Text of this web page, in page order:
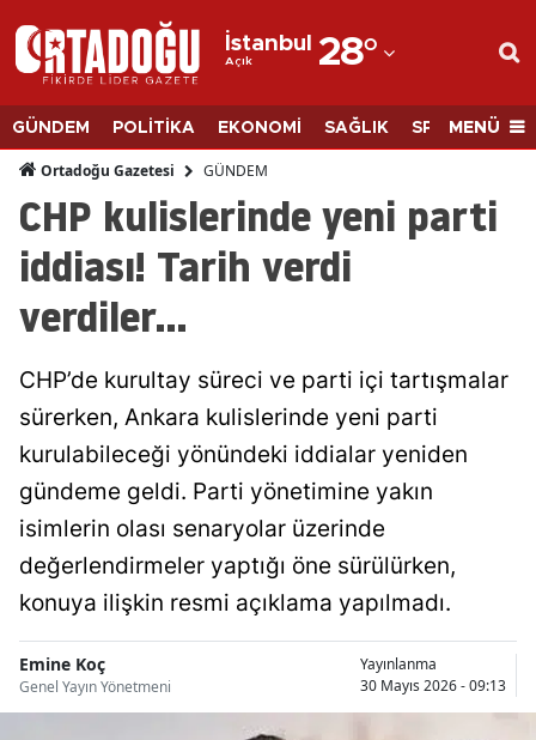
İstanbul
Açık 28°
Adana
Adıyaman
Afyonkarahisar
Ağrı
Amasya
Antalya
Artvin
Aydın
Balıkesir
Bilecik
Bingöl
Bolu
GÜNDEM POLİTİKA EKONOMİ SAĞLIK SPORMENÜ
Ortadoğu Gazetesi GÜNDEM
CHP kulislerinde yeni parti
iddiası! Tarih verdi
verdiler...
CHP’de kurultay süreci ve parti içi tartışmalar
sürerken, Ankara kulislerinde yeni parti
kurulabileceği yönündeki iddialar yeniden
gündeme geldi. Parti yönetimine yakın
isimlerin olası senaryolar üzerinde
değerlendirmeler yaptığı öne sürülürken,
konuya ilişkin resmi açıklama yapılmadı.
Emine Koç
Genel Yayın Yönetmeni
Yayınlanma
30 Mayıs 2026 - 09:13